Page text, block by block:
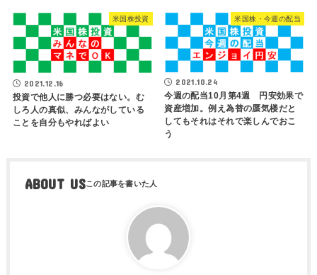
米国株投資
2021.12.16
投資で他人に勝つ必要はない。む
しろ人の真似、みんながしている
ことを自分もやればよい
米国株・今週の配当
2021.10.24
今週の配当10月第4週 円安効果で
資産増加。例え為替の蜃気楼だと
してもそれはそれで楽しんでおこ
う
ABOUT US